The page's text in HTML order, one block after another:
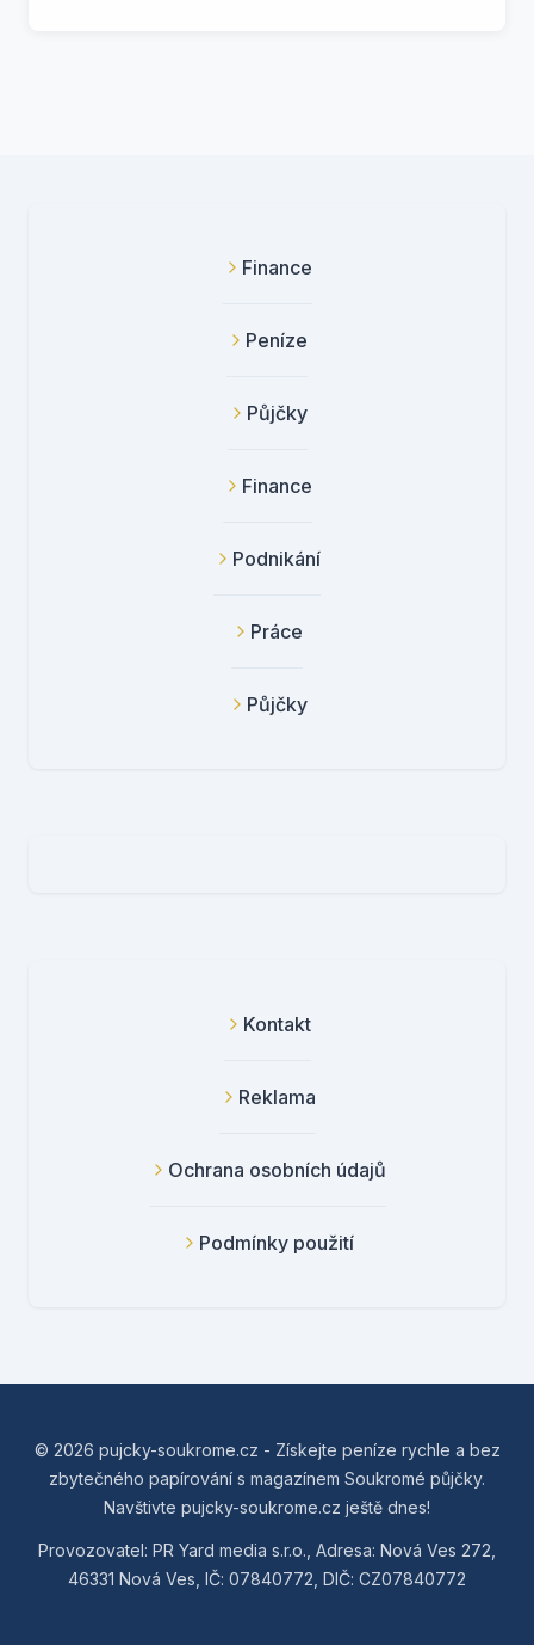
Finance
Peníze
Půjčky
Finance
Podnikání
Práce
Půjčky
Kontakt
Reklama
Ochrana osobních údajů
Podmínky použití
© 2026 pujcky-soukrome.cz - Získejte peníze rychle a bez
zbytečného papírování s magazínem Soukromé půjčky.
Navštivte pujcky-soukrome.cz ještě dnes!
Provozovatel: PR Yard media s.r.o., Adresa: Nová Ves 272,
46331 Nová Ves, IČ: 07840772, DIČ: CZ07840772